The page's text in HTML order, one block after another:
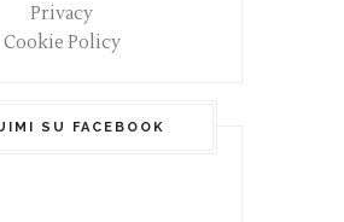
Privacy
Cookie Policy
SU FACEBOOK